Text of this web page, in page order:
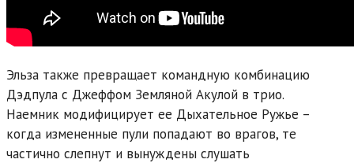
Эльза также превращает командную комбинацию
Дэдпула с Джеффом Земляной Акулой в трио.
Наемник модифицирует ее Дыхательное Ружье –
когда измененные пули попадают во врагов, те
частично слепнут и вынуждены слушать